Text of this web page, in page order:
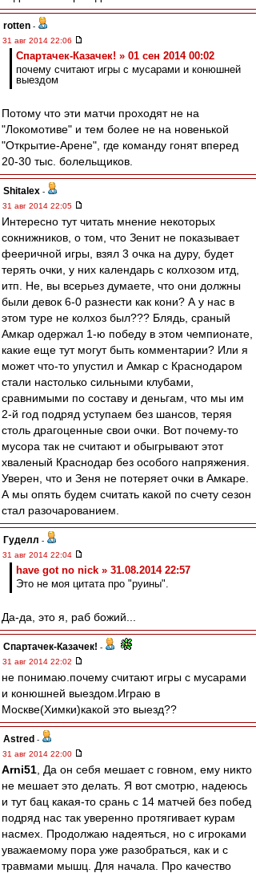
rotten -
31 авг 2014 22:06
Спартачек-Казачек! » 01 сен 2014 00:02
почему считают игры с мусарами и конюшней
выездом
Потому что эти матчи проходят не на
"Локомотиве" и тем более не на новенькой
"Открытие-Арене", где команду гонят вперед
20-30 тыс. болельщиков.
Shitalex -
31 авг 2014 22:05
Интересно тут читать мнение некоторых
сокнижников, о том, что Зенит не показывает
фееричной игры, взял 3 очка на дуру, будет
терять очки, у них календарь с колхозом итд,
итп. Не, вы всерьез думаете, что они должны
были девок 6-0 разнести как кони? А у нас в
этом туре не колхоз был??? Блядь, сраный
Амкар одержал 1-ю победу в этом чемпионате,
какие еще тут могут быть комментарии? Или я
может что-то упустил и Амкар с Краснодаром
стали настолько сильными клубами,
сравнимыми по составу и деньгам, что мы им
2-й год подряд уступаем без шансов, теряя
столь драгоценные свои очки. Вот почему-то
мусора так не считают и обыгрывают этот
хваленый Краснодар без особого напряжения.
Уверен, что и Зеня не потеряет очки в Амкаре.
А мы опять будем считать какой по счету сезон
стал разочарованием.
Гуделл -
31 авг 2014 22:04
have got no nick » 31.08.2014 22:57
Это не моя цитата про "руины".
Да-да, это я, раб божий...
Спартачек-Казачек! -
31 авг 2014 22:02
не понимаю.почему считают игры с мусарами
и конюшней выездом.Играю в
Москве(Химки)какой это выезд??
Astred -
31 авг 2014 22:00
Arni51 , Да он себя мешает с говном, ему никто
не мешает это делать. Я вот смотрю, надеюсь
и тут бац какая-то срань с 14 матчей без побед
подряд нас так уверенно протягивает курам
насмех. Продолжаю надеяться, но с игроками
уважаемому пора уже разобраться, как и с
травмами мышц. Для начала. Про качество